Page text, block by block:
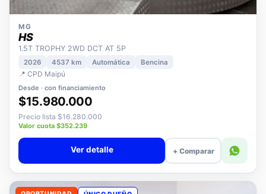
MG
HS
1.5T TROPHY 2WD DCT AT 5P
2026 4537 km
📍 CPD Maipú
Desde · con financiamiento
$15.980.000
Precio lista $16.280.000
Valor cuota $352.239
+ Comparar